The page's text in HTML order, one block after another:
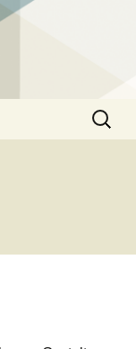
Saarland
Suchen
nach: